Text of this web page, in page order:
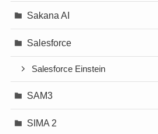
Sakana AI
Salesforce
Salesforce Einstein
SAM3
SIMA 2